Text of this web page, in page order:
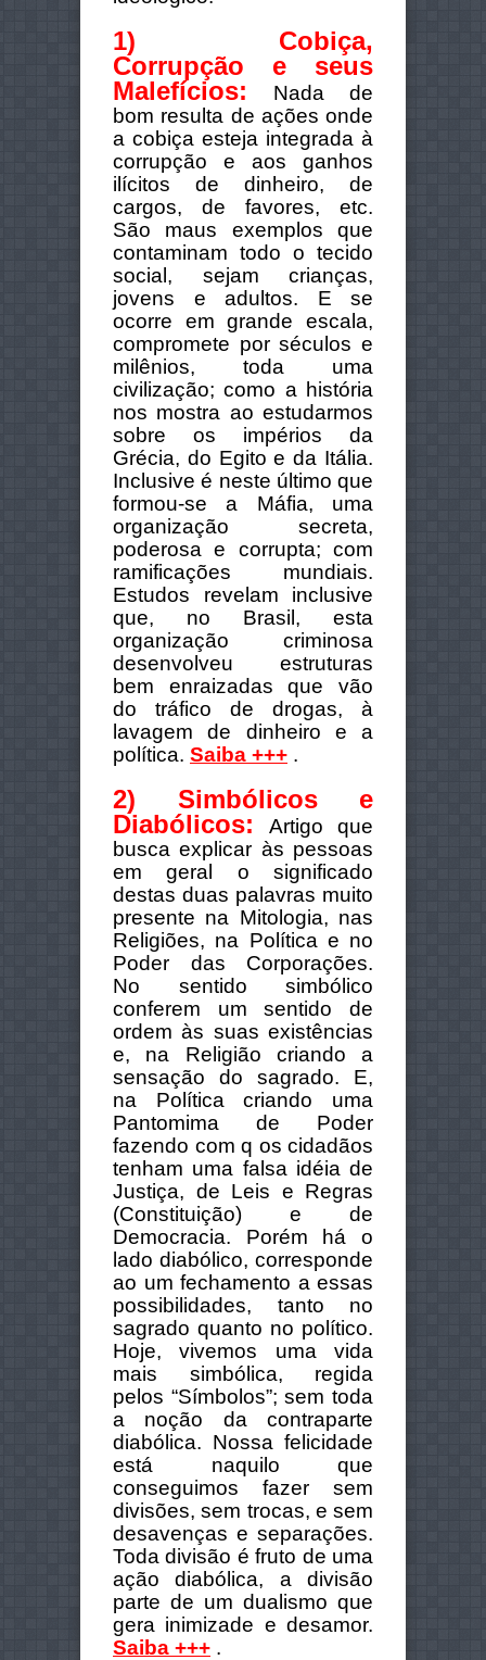
1) Cobiça,
Corrupção e seus
Malefícios: Nada de
bom resulta de ações onde
a cobiça esteja integrada à
corrupção e aos ganhos
ilícitos de dinheiro, de
cargos, de favores, etc.
São maus exemplos que
contaminam todo o tecido
social, sejam crianças,
jovens e adultos. E se
ocorre em grande escala,
compromete por séculos e
milênios, toda uma
civilização; como a história
nos mostra ao estudarmos
sobre os impérios da
Grécia, do Egito e da Itália.
Inclusive é neste último que
formou-se a Máfia, uma
organização secreta,
poderosa e corrupta; com
ramificações mundiais.
Estudos revelam inclusive
que, no Brasil, esta
organização criminosa
desenvolveu estruturas
bem enraizadas que vão
do tráfico de drogas, à
lavagem de dinheiro e a
política. Saiba +++ .
2) Simbólicos e
Diabólicos:
Artigo que
busca explicar às pessoas
em geral o significado
destas duas palavras muito
presente na Mitologia, nas
Religiões, na Política e no
Poder das Corporações.
No sentido simbólico
conferem um sentido de
ordem às suas existências
e, na Religião criando a
sensação do sagrado. E,
na Política criando uma
Pantomima de Poder
fazendo com q os cidadãos
tenham uma falsa idéia de
Justiça, de Leis e Regras
(Constituição) e de
Democracia. Porém há o
lado diabólico, corresponde
ao um fechamento a essas
possibilidades, tanto no
sagrado quanto no político.
Hoje, vivemos uma vida
mais simbólica, regida
pelos “Símbolos”; sem toda
a noção da contraparte
diabólica. Nossa felicidade
está naquilo que
conseguimos fazer sem
divisões, sem trocas, e sem
desavenças e separações.
Toda divisão é fruto de uma
ação diabólica, a divisão
parte de um dualismo que
gera inimizade e desamor.
Saiba +++ .